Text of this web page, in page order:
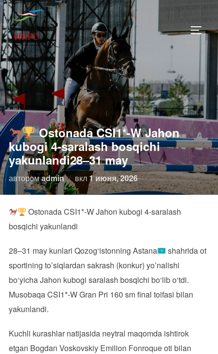
Перейти
к
содержимому
Ostonada CSI1*-W Jahon
kubogi 4-saralash bosqichi
yakunlandi28–31 may
авторомadmin вкл Опубликовано
1 июня, 2026
Ostonada CSI1*-W Jahon kubogi 4-saralash
bosqichi yakunlandi
28–31 may kunlari Qozog‘istonning Astana
shahrida ot
sportining to’siqlardan sakrash (konkur) yo’nalishi
bo‘yicha Jahon kubogi saralash bosqichi bo‘lib o‘tdi.
Musobaqa CSI1*-W Gran Pri 160 sm final toifasi bilan
yakunlandi.
Kuchli kurashlar natijasida neytral maqomda ishtirok
etgan Bogdan Voskovskiy Emilion Fonroque oti bilan